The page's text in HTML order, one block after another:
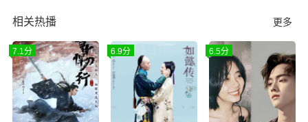
相关热播 更多
7.1分 6.9分 6.5分